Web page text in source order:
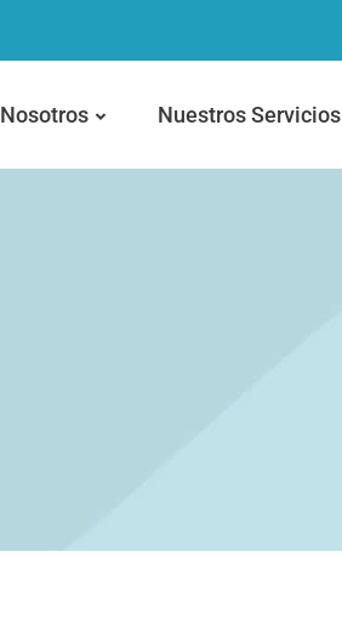
Nosotros Nuestros Servicios